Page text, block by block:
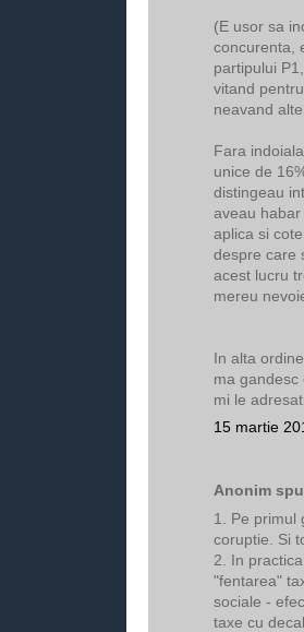
(E usor sa
concurenta,
partipului
vitand
neavand
Fara
unice de
distingeau
aveau
aplica si
despre care
acest lucru
mereu
In alta
ma gandesc
mi le
15 martie
Anonim
1. Pe primul
coruptie. Si
2. In
"fentarea"
sociale -
taxe cu